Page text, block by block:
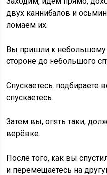
двух каннибалов и
ломаем их.
Вы пришли к небольшому
стороне до небольшого
Спускаетесь, подбираете
спускаетесь.
Затем вы, опять таки,
верёвке.
После того, как вы
и перемещаетесь на